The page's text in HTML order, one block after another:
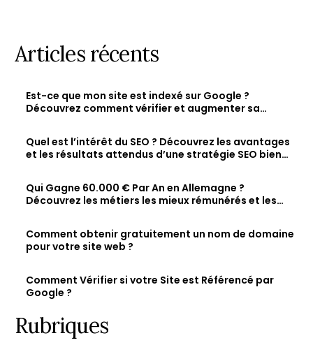
Articles récents
Est-ce que mon site est indexé sur Google ?
Découvrez comment vérifier et augmenter sa
Quel est l’intérêt du SEO ? Découvrez les avantages
et les résultats attendus d’une stratégie SEO bien
Qui Gagne 60.000 € Par An en Allemagne ?
Découvrez les métiers les mieux rémunérés et les
Comment obtenir gratuitement un nom de domaine
pour votre site web ?
Comment Vérifier si votre Site est Référencé par
Google ?
Rubriques